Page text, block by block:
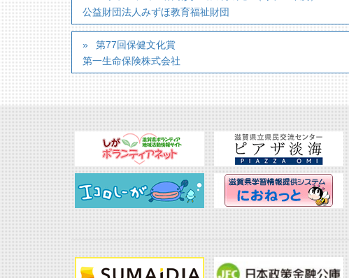
公益財団法人みずほ教育福祉財団
第77回保健文化賞
第一生命保険株式会社